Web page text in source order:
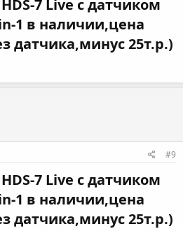
7 Live с датчиком
1 в наличии,цена
датчика,минус 25т.р.)​
#9
7 Live с датчиком
1 в наличии,цена
датчика,минус 25т.р.)​